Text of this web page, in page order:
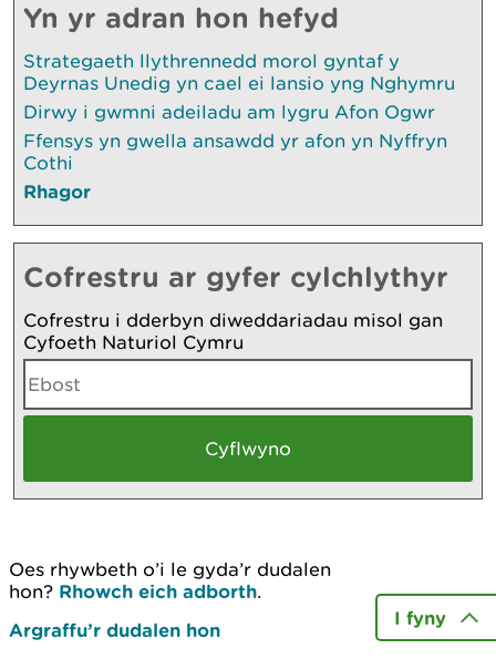
Yn yr adran hon hefyd
Strategaeth llythrennedd morol gyntaf y
Deyrnas Unedig yn cael ei lansio yng Nghymru
Dirwy i gwmni adeiladu am lygru Afon Ogwr
Ffensys yn gwella ansawdd yr afon yn Nyffryn
Cothi
Rhagor
Cofrestru ar gyfer cylchlythyr
Cofrestru i dderbyn diweddariadau misol gan
Cyfoeth Naturiol Cymru
Oes rhywbeth o’i le gyda’r dudalen
hon? Rhowch eich adborth.
Argraffu’r dudalen hon
I fyny